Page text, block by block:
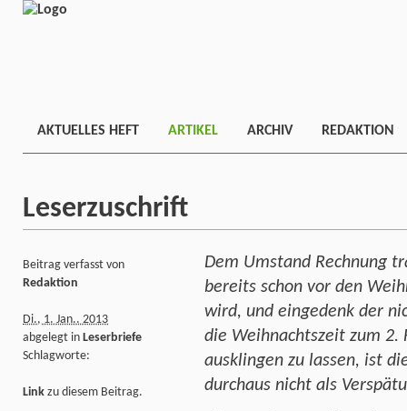
AKTUELLES HEFT ARTIKEL ARCHIV REDAKTION
Leserzuschrift
Dem Umstand Rechnung
bereits schon vor den
wird, und eingedenk der
die Weihnachtszeit zum
ausklingen zu lassen, ist
durchaus nicht als
Beitrag verfasst von
Redaktion
Di., 1. Jan.. 2013
abgelegt in Leserbriefe
Schlagworte:
Link zu diesem Beitrag.